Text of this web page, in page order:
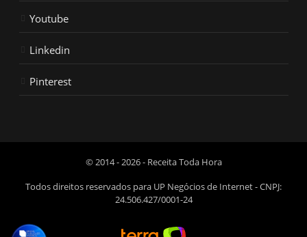
Youtube
Linkedin
Pinterest
© 2014 - 2026 - Receita Toda Hora
Todos direitos reservados para UP Negócios de Internet - CNPJ:
24.506.427/0001-24